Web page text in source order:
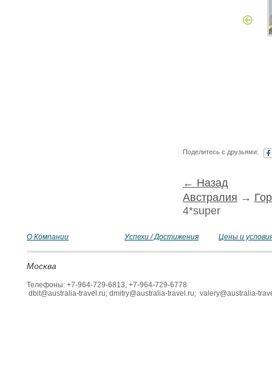
Поделитесь с друзьями:
← Назад
Австралия →
4*super
О Компании Успехи / Достижения Цены и
Москва
Телефоны: +7-964-729-6813, +7-964-729-6778
dbit@australia-travel.ru; dmitry@australia-travel.ru; valery@australia-